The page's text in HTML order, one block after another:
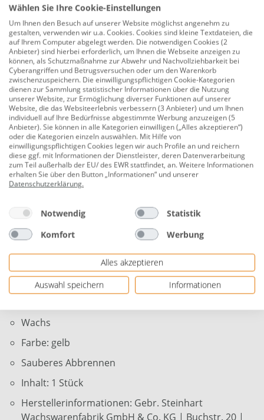
4,29 €
Beschreibung
Steinhart Duftkerze im Glas Willy
Citronella Ø 9,9 x 10 cm gelb
Produktnummer: 0660202598
Die Steinhart Duftkerze im Glas „Willy“ mit Citronella
verbreitet einen angenehm frischen, zitronigen Duft
und schafft eine stimmungsvolle Atmosphäre – perfekt
für laue Sommerabende auf Balkon, Terrasse oder im
Garten. Das gelbe Glas sorgt für einen freundlichen
Farbakzent, während das Wachs sauber und
gleichmäßig abbrennt. Mit einer Brenndauer von ca. 40
Stunden genießen Sie langanhaltende Duftmomente.
Brenndauer: ca. 40 Stunden
Durchmesser: Ø 9,9 cm
Wachs
Farbe: gelb
Sauberes Abbrennen
Inhalt: 1 Stück
Herstellerinformationen: Gebr. Steinhart
Wachswarenfabrik GmbH & Co. KG | Buchstr. 20 |
Wählen Sie Ihre Cookie-Einstellungen
Um Ihnen den Besuch auf unserer Website möglichst angenehm zu
gestalten, verwenden wir u.a. Cookies. Cookies sind kleine Textdateien, die
auf Ihrem Computer abgelegt werden. Die notwendigen Cookies (2
Anbieter) sind hierbei erforderlich, um Ihnen die Webseite anzeigen zu
können, als Schutzmaßnahme zur Abwehr und Nachvollziehbarkeit bei
Cyberangriffen und Betrugsversuchen oder um den Warenkorb
zwischenzuspeichern. Die einwilligungspflichtigen Cookie-Kategorien
dienen zur Sammlung statistischer Informationen über die Nutzung
unserer Website, zur Ermöglichung diverser Funktionen auf unserer
Website, die das Websiteerlebnis verbessern (3 Anbieter) und um Ihnen
individuell auf Ihre Bedürfnisse abgestimmte Werbung anzuzeigen (5
Anbieter). Sie können in alle Kategorien einwilligen („Alles akzeptieren“)
oder die Kategorien einzeln auswählen. Mit Hilfe von
einwilligungspflichtigen Cookies legen wir auch Profile an und reichern
diese ggf. mit Informationen der Dienstleister, deren Datenverarbeitung
zum Teil außerhalb der EU/ des EWR stattfindet, an. Weitere Informationen
erhalten Sie über den Button „Informationen“ und unserer
Datenschutzerklärung.
Notwendig
Statistik
Komfort
Werbung
Alles akzeptieren
Auswahl speichern
Informationen